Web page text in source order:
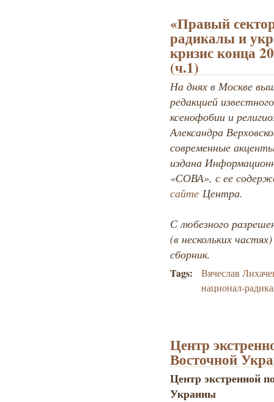
«Правый
радикалы и
кризис конца
(ч.1)
На днях в Москве
редакцией
ксенофобии и
Александра
современные
издана
«СОВА», с ее
сайтеЦентра.
С любезного
(в нескольких
сборник.
Tags:
Вячеслав
национал-
Центр
Восточной
Центр экстренной
Украины